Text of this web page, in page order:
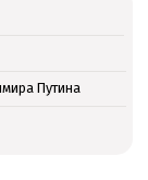
Путина